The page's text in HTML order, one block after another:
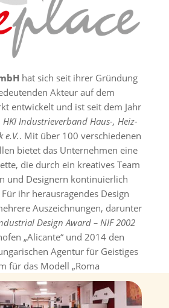
hat sich seit ihrer Gründung
Akteur auf dem
entwickelt und ist seit dem Jahr
HKI Industrieverband Haus-, Heiz-
e.V.. Mit über 100 verschiedenen
bietet das Unternehmen eine
die durch ein kreatives Team
und Designern kontinuierlich
Für ihr herausragendes Design
Auszeichnungen, darunter
Design Award – NIF 2002
„Alicante“ und 2014 den
Agentur für Geistiges
für das Modell „Roma